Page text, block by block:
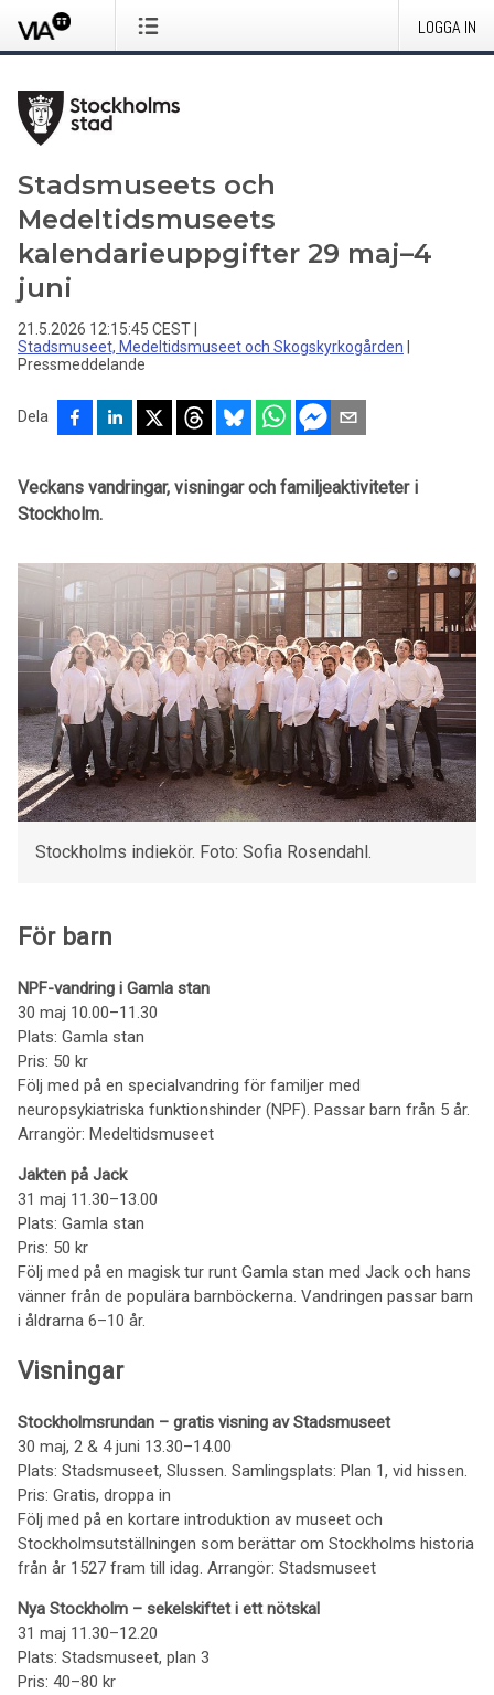
LOGGA IN
Stadsmuseets och
Medeltidsmuseets
kalendarieuppgifter 29 maj–4
juni
21.5.2026 12:15:45 CEST
Stadsmuseet, Medeltidsmuseet och Skogskyrkogården
Pressmeddelande
Dela
Veckans vandringar, visningar och familjeaktiviteter i
Stockholm.
Stockholms indiekör. Foto: Sofia Rosendahl.
För barn
NPF-vandring i Gamla stan
30 maj 10.00–11.30
Plats: Gamla stan
Pris: 50 kr
Följ med på en specialvandring för familjer med
neuropsykiatriska funktionshinder (NPF). Passar barn från 5 år.
Arrangör: Medeltidsmuseet
Jakten på Jack
31 maj 11.30–13.00
Plats: Gamla stan
Pris: 50 kr
Följ med på en magisk tur runt Gamla stan med Jack och hans
vänner från de populära barnböckerna. Vandringen passar barn
i åldrarna 6–10 år.
Visningar
Stockholmsrundan – gratis visning av Stadsmuseet
30 maj, 2 & 4 juni 13.30–14.00
Plats: Stadsmuseet, Slussen. Samlingsplats: Plan 1, vid hissen.
Pris: Gratis, droppa in
Följ med på en kortare introduktion av museet och
Stockholmsutställningen som berättar om Stockholms historia
från år 1527 fram till idag. Arrangör: Stadsmuseet
Nya Stockholm – sekelskiftet i ett nötskal
31 maj 11.30–12.20
Plats: Stadsmuseet, plan 3
Pris: 40–80 kr